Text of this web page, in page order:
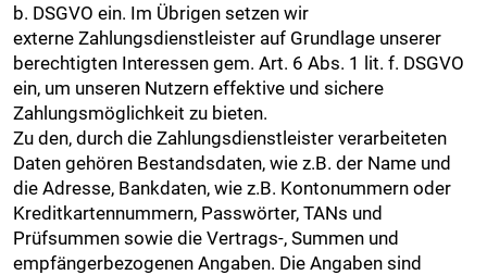
b. DSGVO ein. Im Übrigen setzen wir
externe Zahlungsdienstleister auf Grundlage unserer
berechtigten Interessen gem. Art. 6 Abs. 1 lit. f. DSGVO
ein, um unseren Nutzern effektive und sichere
Zahlungsmöglichkeit zu bieten.
Zu den, durch die Zahlungsdienstleister verarbeiteten
Daten gehören Bestandsdaten, wie z.B. der Name und
die Adresse, Bankdaten, wie z.B. Kontonummern oder
Kreditkartennummern, Passwörter, TANs und
Prüfsummen sowie die Vertrags-, Summen und
empfängerbezogenen Angaben. Die Angaben sind